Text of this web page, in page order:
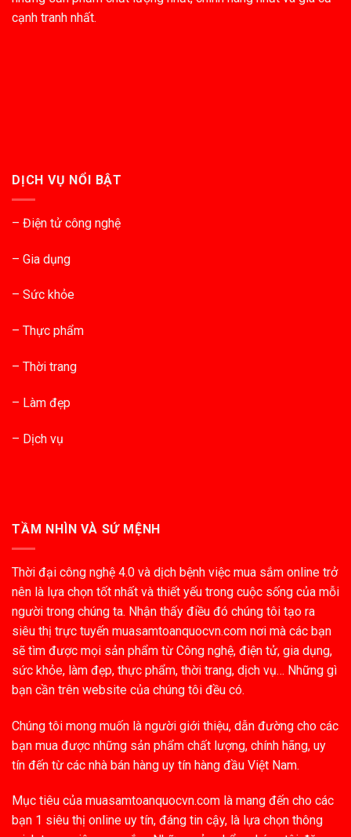
cạnh tranh nhất.
DỊCH VỤ NỔI BẬT
– Điện tử công nghệ
– Gia dụng
– Sức khỏe
– Thực phẩm
– Thời trang
– Làm đẹp
– Dịch vụ
TẦM NHÌN VÀ SỨ MỆNH
Thời đại công nghệ 4.0 và dịch bệnh việc mua sắm online trở
nên là lựa chọn tốt nhất và thiết yếu trong cuộc sống của mỗi
người trong chúng ta. Nhận thấy điều đó chúng tôi tạo ra
siêu thị trực tuyến muasamtoanquocvn.com nơi mà các bạn
sẽ tìm được mọi sản phẩm từ Công nghệ, điện tử, gia dụng,
sức khỏe, làm đẹp, thực phẩm, thời trang, dịch vụ… Những gì
bạn cần trên website của chúng tôi đều có.
Chúng tôi mong muốn là người giới thiệu, dẫn đường cho các
bạn mua được những sản phẩm chất lượng, chính hãng, uy
tín đến từ các nhà bán hàng uy tín hàng đầu Việt Nam.
Mục tiêu của muasamtoanquocvn.com là mang đến cho các
bạn 1 siêu thị online uy tín, đáng tin cậy, là lựa chọn thông